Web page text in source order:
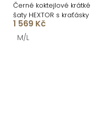
Černé koktejlové krátké
šaty HEXTOR s kraťásky
1 569 Kč
M/L